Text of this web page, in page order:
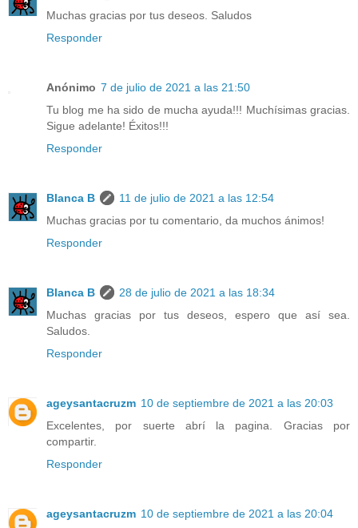
Muchas gracias por tus deseos. Saludos
Responder
Anónimo 7 de julio de 2021 a las 21:50
Tu blog me ha sido de mucha ayuda!!! Muchísimas gracias.
Sigue adelante! Éxitos!!!
Responder
Blanca B
11 de julio de 2021 a las 12:54
Muchas gracias por tu comentario, da muchos ánimos!
Responder
Blanca B
28 de julio de 2021 a las 18:34
Muchas gracias por tus deseos, espero que así sea.
Saludos.
Responder
ageysantacruzm 10 de septiembre de 2021 a las 20:03
Excelentes, por suerte abrí la pagina. Gracias por
compartir.
Responder
ageysantacruzm 10 de septiembre de 2021 a las 20:04